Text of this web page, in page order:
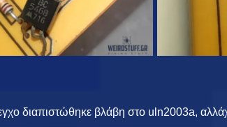
διαπιστώθηκε βλάβη στο uln2003a,